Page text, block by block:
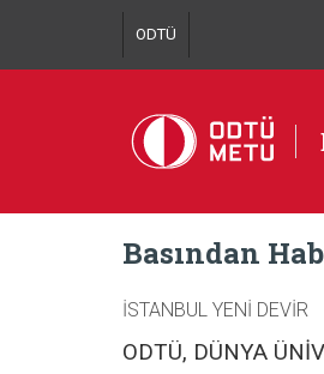
ODTÜ
Basından
İSTANBUL YENİ DEVİR
ODTÜ, DÜNYA